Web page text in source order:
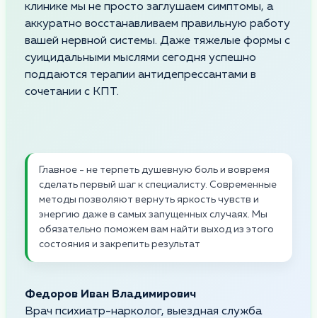
клинике мы не просто заглушаем симптомы, а
аккуратно восстанавливаем правильную работу
вашей нервной системы. Даже тяжелые формы с
суицидальными мыслями сегодня успешно
поддаются терапии антидепрессантами в
сочетании с КПТ.
Главное - не терпеть душевную боль и вовремя
сделать первый шаг к специалисту. Современные
методы позволяют вернуть яркость чувств и
энергию даже в самых запущенных случаях. Мы
обязательно поможем вам найти выход из этого
состояния и закрепить результат
Федоров Иван Владимирович
Врач психиатр-нарколог, выездная служба